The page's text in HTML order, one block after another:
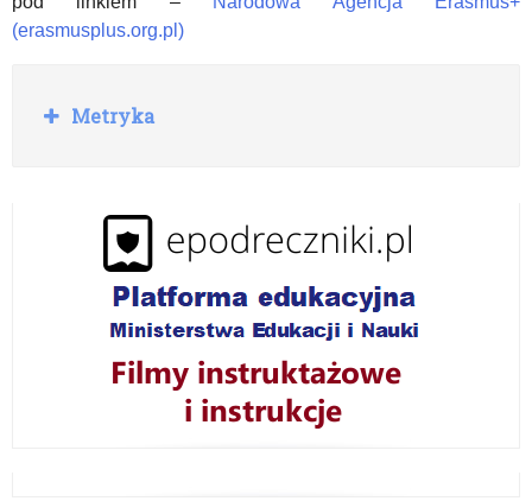
(erasmusplus.org.pl)
R
o
Metryka